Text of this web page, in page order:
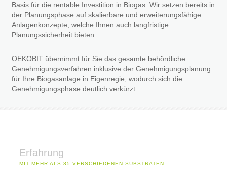
Basis für die rentable Investition in Biogas. Wir setzen bereits in
der Planungsphase auf skalierbare und erweiterungsfähige
Anlagenkonzepte, welche Ihnen auch langfristige
Planungssicherheit bieten.
OEKOBIT übernimmt für Sie das gesamte behördliche
Genehmigungsverfahren inklusive der Genehmigungsplanung
für Ihre Biogasanlage in Eigenregie, wodurch sich die
Genehmigungsphase deutlich verkürzt.
Erfahrung
MIT MEHR ALS 85 VERSCHIEDENEN SUBSTRATEN